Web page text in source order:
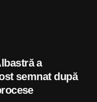
a
semnat după